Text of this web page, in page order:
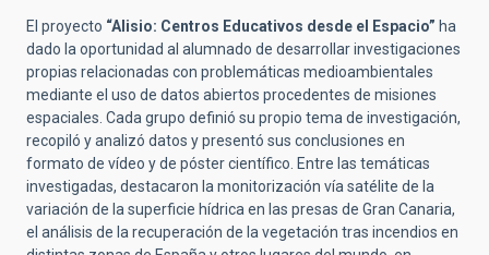
El proyecto “Alisio: Centros Educativos desde el Espacio” ha
dado la oportunidad al alumnado de desarrollar investigaciones
propias relacionadas con problemáticas medioambientales
mediante el uso de datos abiertos procedentes de misiones
espaciales. Cada grupo definió su propio tema de investigación,
recopiló y analizó datos y presentó sus conclusiones en
formato de vídeo y de póster científico. Entre las temáticas
investigadas, destacaron la monitorización vía satélite de la
variación de la superficie hídrica en las presas de Gran Canaria,
el análisis de la recuperación de la vegetación tras incendios en